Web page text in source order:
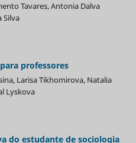
Tavares, Antonia Dalva
Silva
professores
Larisa Tikhomirova, Natalia
Lyskova
do estudante de sociologia